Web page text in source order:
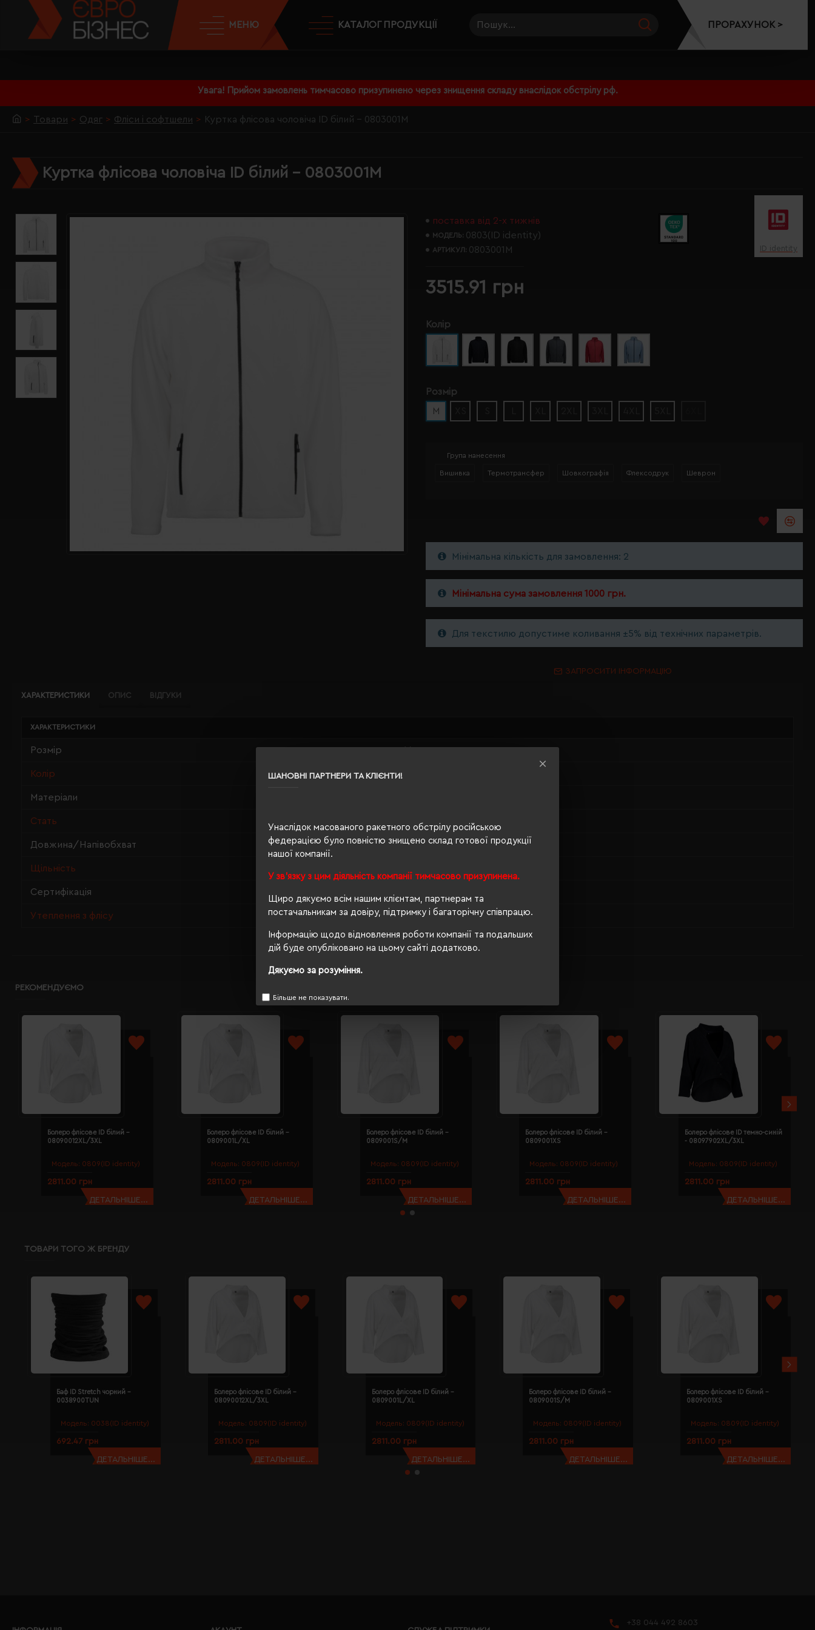
ШАНОВНІ ПАРТНЕРИ ТА КЛІЄНТИ!
Унаслідок масованого ракетного обстрілу російською
федерацією було повністю знищено склад готової продукції
нашої компанії.
У зв'язку з цим діяльність компанії тимчасово призупинена.
Щиро дякуємо всім нашим клієнтам, партнерам та
постачальникам за довіру, підтримку і багаторічну співпрацю.
Інформацію щодо відновлення роботи компанії та подальших
дій буде опубліковано на цьому сайті додатково.
Дякуємо за розуміння.
Більше не показувати.
Увага! Прийом замовлень тимчасово призупинено через знищення складу внаслідок обстрілу рф.
МЕНЮ КАТАЛОГ ПРОДУКЦІЇ ПРОРАХУНОК >
Товари Одяг Фліси і софтшели Куртка флісова чоловіча ID білий - 0803001M
Куртка флісова чоловіча ID білий - 0803001M
поставка від 2-х тижнів
МОДЕЛЬ: 0803(ID identity)
АРТИКУЛ: 0803001M ID identity
3515.91 грн
Колір
Розмір
M
Група нанесення
Вишивка Термотрансфер Шовкографія Флексодрук Шеврон
Мінімальна кількість для замовлення: 2
Мінімальна сума замовлення 1000 грн.
Для текстилю допустиме коливання ±5% від технічних параметрів.
ЗАПРОСИТИ ІНФОРМАЦІЮ
ХАРАКТЕРИСТИКИ ОПИС ВІДГУКИ
ХАРАКТЕРИСТИКИ
Розмір M
Колір
Матеріали
Стать чоловіча
Довжина/Напівобхват 96/85/180
Щільність
Сертифікація
Утеплення з флісу так
РЕКОМЕНДУЄМО
Модель: 0809(ID identity)
Болеро флісове ID білий -
08090012XL/3XL
2811.00 грн
ДЕТАЛЬНІШЕ...
Модель: 0809(ID identity)
Болеро флісове ID білий -
0809001L/XL
2811.00 грн
ДЕТАЛЬНІШЕ...
Модель: 0809(ID identity)
Болеро флісове ID білий -
0809001S/M
2811.00 грн
ДЕТАЛЬНІШЕ...
Модель: 0809(ID identity)
Болеро флісове ID білий -
0809001XS
2811.00 грн
ДЕТАЛЬНІШЕ...
Модель: 0809(ID identity)
Болеро флісове ID темно-синій
- 08097902XL/3XL
2811.00 грн
ДЕТАЛЬНІШЕ...
ТОВАРИ ТОГО Ж БРЕНДУ
Модель: 0038(ID identity)
Баф ID Stretch чорний -
0038900TUN
692.47 грн
ДЕТАЛЬНІШЕ...
Модель: 0809(ID identity)
Болеро флісове ID білий -
08090012XL/3XL
2811.00 грн
ДЕТАЛЬНІШЕ...
Модель: 0809(ID identity)
Болеро флісове ID білий -
0809001L/XL
2811.00 грн
ДЕТАЛЬНІШЕ...
Модель: 0809(ID identity)
Болеро флісове ID білий -
0809001S/M
2811.00 грн
ДЕТАЛЬНІШЕ...
Модель: 0809(ID identity)
Болеро флісове ID білий -
0809001XS
2811.00 грн
ДЕТАЛЬНІШЕ...
+38 044 492 8603